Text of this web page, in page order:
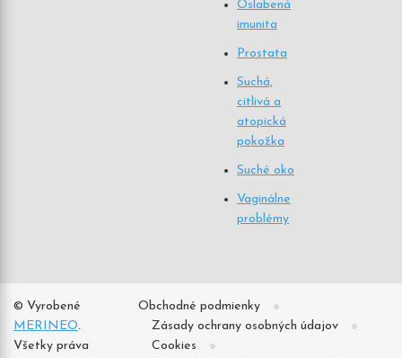
Oslabená
imunita
Prostata
Suchá,
citlivá a
atopická
pokožka
Suché oko
Vaginálne
problémy
© Vyrobené
MERINEO.
Všetky práva
Obchodné podmienky
Zásady ochrany osobných údajov
Cookies